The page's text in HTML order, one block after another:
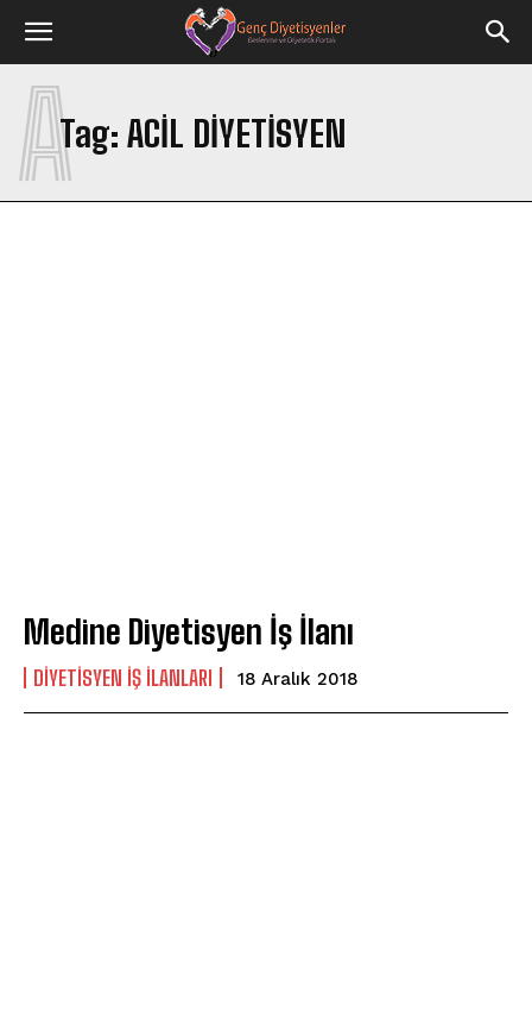
Tag: ACIL DIYETISYEN
A
Medine Diyetisyen İş İlanı
DIYETISYEN İŞ İLANLARI 18 Aralık 2018